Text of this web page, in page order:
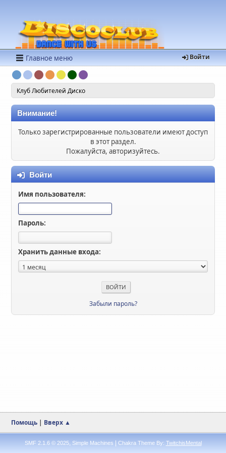
Войти
Главное меню
Клуб Любителей Диско
Внимание!
Только зарегистрированные пользователи имеют доступ
в этот раздел.
Пожалуйста, авторизуйтесь.
Войти
Имя пользователя:
Пароль:
Хранить данные входа:
Забыли пароль?
Помощь | Вверх ▲
SMF 2.1.6 © 2025, Simple Machines Chakra Theme By: TwitchisMental